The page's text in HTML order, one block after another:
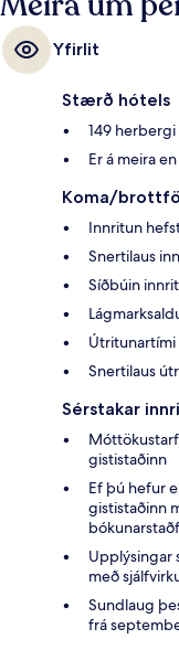
Yfirlit
Stærð hótels
149 herbergi
Er á meira
Koma/
Innritun
Snertilaus
Síðbúin
Útritunartími
Snertilaus
Sérstakar
gististaðinn
Ef þú hefur
gististaðinn
Upplýsingar
með
Sundlaug
frá